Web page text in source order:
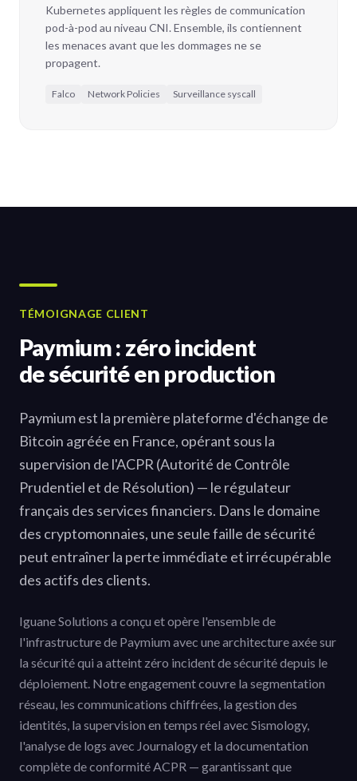
Kubernetes appliquent les règles de communication
pod-à-pod au niveau CNI. Ensemble, ils contiennent
les menaces avant que les dommages ne se
propagent.
Falco Network Policies Surveillance syscall
TÉMOIGNAGE CLIENT
Paymium : zéro incident
de sécurité en production
Paymium est la première plateforme d'échange de
Bitcoin agréée en France, opérant sous la
supervision de l'ACPR (Autorité de Contrôle
Prudentiel et de Résolution) — le régulateur
français des services financiers. Dans le domaine
des cryptomonnaies, une seule faille de sécurité
peut entraîner la perte immédiate et irrécupérable
des actifs des clients.
Iguane Solutions a conçu et opère l'ensemble de
l'infrastructure de Paymium avec une architecture axée sur
la sécurité qui a atteint zéro incident de sécurité depuis le
déploiement. Notre engagement couvre la segmentation
réseau, les communications chiffrées, la gestion des
identités, la supervision en temps réel avec Sismology,
l'analyse de logs avec Journalogy et la documentation
complète de conformité ACPR — garantissant que